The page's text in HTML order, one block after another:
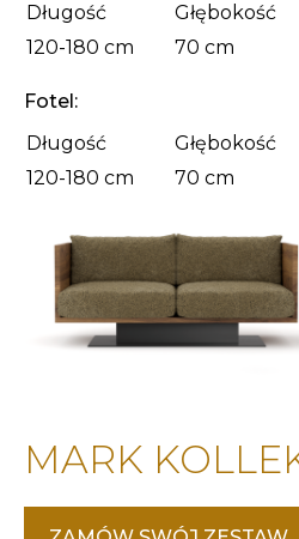
Długość
Głębokość
120-180 cm
70 cm
Fotel:
Długość
Głębokość
120-180 cm
70 cm
MARK